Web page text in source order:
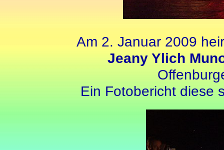
Am 2. Januar 2009
Jeany Ylich
Ein Fotobericht diese